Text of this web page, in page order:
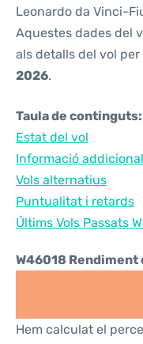
Leonardo da Vinci-
Aquestes dades del
als detalls del vol per
2026.
Taula de continguts:
Estat del vol
Informació addicional
Vols alternatius
Puntualitat i retards
Últims Vols Passats
W46018
Hem calculat el